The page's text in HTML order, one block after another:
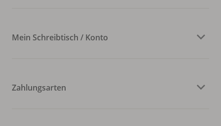
Mein Schreibtisch / Konto
Zahlungsarten